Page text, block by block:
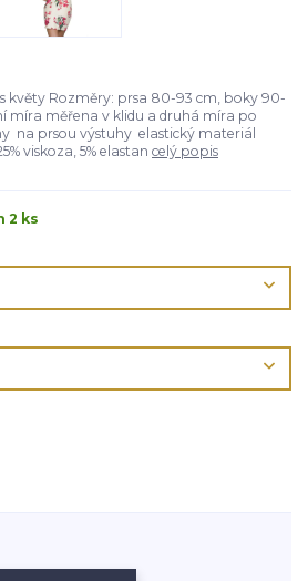
květy Rozměry: prsa 80-93 cm, boky 90-
míra měřena v klidu a druhá míra po
na prsou výstuhy elastický materiál
viskoza, 5% elastan celý popis
2 ks